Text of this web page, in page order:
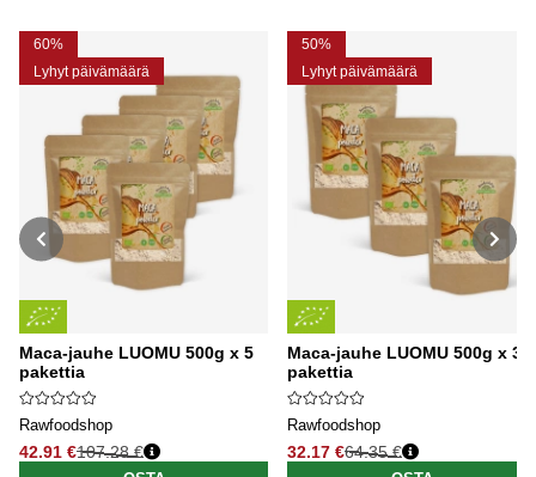
60%
Lyhyt päivämäärä
Maca-jauhe LUOMU 500g x 5
pakettia
Rawfoodshop
42.91 €
Normaali hinta
107.28 €
50%
Lyhyt päivämäärä
Maca-jauhe LUOMU 500g x 3
pakettia
Rawfoodshop
32.17 €
Normaali hinta
64.35 €